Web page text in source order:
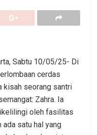
Sabtu 10/05/25- Di
cerdas
kisah seorang santri
Zahra. Ia
oleh fasilitas
ada satu hal yang